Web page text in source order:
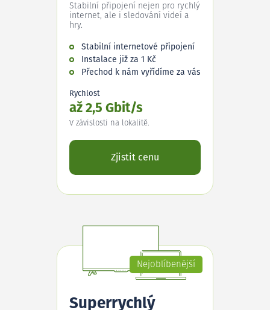
Stabilní připojení nejen pro rychlý
internet, ale i sledování videí a
hry.
Stabilní internetové připojení
Instalace již za 1 Kč
Přechod k nám vyřídíme za vás
Rychlost
až 2,5 Gbit/s
V závislosti na lokalitě.
Zjistit cenu
Nejoblíbenější
Superrychlý